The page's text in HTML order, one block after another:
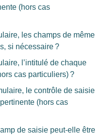
(hors cas
les champs de même
si nécessaire ?
l’intitulé de chaque
cas particuliers) ?
le contrôle de saisie
(hors cas
de saisie peut-elle être